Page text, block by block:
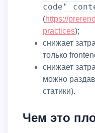
code"
(https://
practices);
снижает
только
снижает
можно
статики).
Чем это